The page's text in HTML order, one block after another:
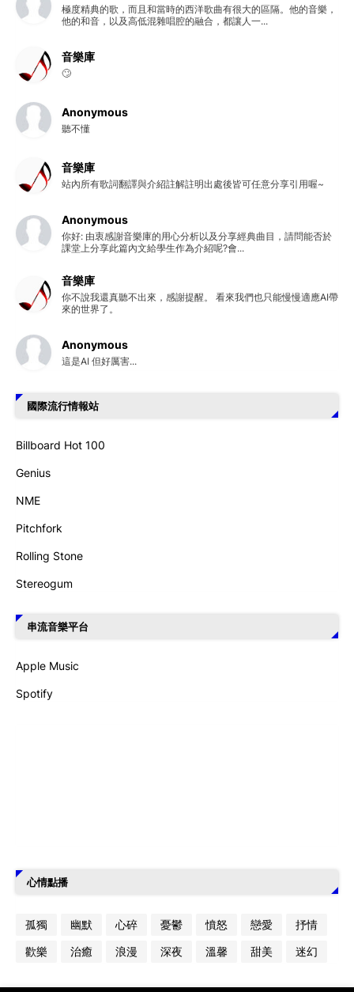
極度精典的歌，而且和當時的西洋歌曲有很大的區隔。他的音樂，
他的和音，以及高低混雜唱腔的融合，都讓人一...
音樂庫
🙄
Anonymous
聽不懂
音樂庫
站內所有歌詞翻譯與介紹註解註明出處後皆可任意分享引用喔~
Anonymous
你好: 由衷感謝音樂庫的用心分析以及分享經典曲目，請問能否於
課堂上分享此篇內文給學生作為介紹呢?會...
音樂庫
你不說我還真聽不出來，感謝提醒。 看來我們也只能慢慢適應AI帶
來的世界了。
Anonymous
這是AI 但好厲害...
國際流行情報站
Billboard Hot 100
Genius
NME
Pitchfork
Rolling Stone
Stereogum
串流音樂平台
Apple Music
Spotify
心情點播
孤獨 幽默 心碎 憂鬱 憤怒 戀愛
抒情
歡樂
治癒 浪漫 深夜 溫馨 甜美 迷幻